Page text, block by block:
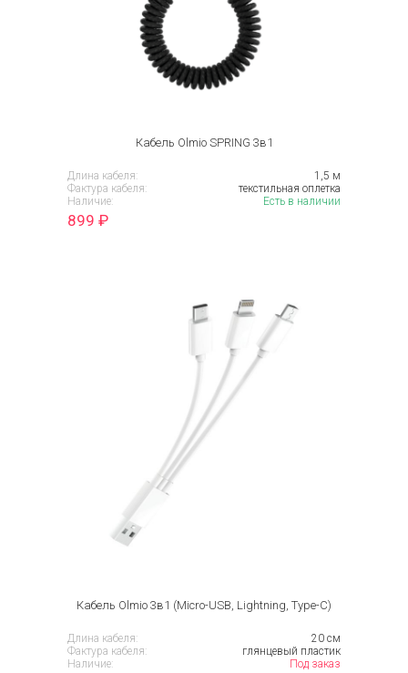
Кабель Olmio SPRING 3в1
Длина кабеля:
1,5 м
Фактура кабеля:
текстильная оплетка
Наличие:
Есть в наличии
899 ₽
Кабель Olmio 3в1 (Micro-USB, Lightning, Type-C)
Длина кабеля:
20 см
Фактура кабеля:
глянцевый пластик
Наличие:
Под заказ